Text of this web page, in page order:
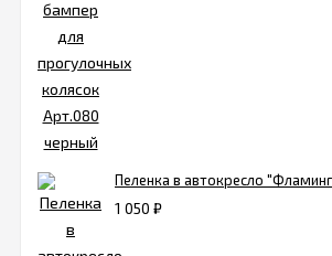
Пеленка в автокресло
1 050 ₽